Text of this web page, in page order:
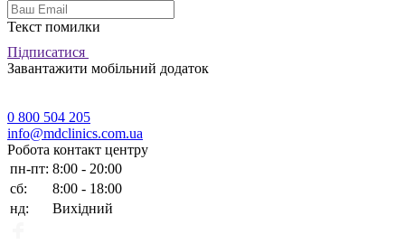
Текст помилки
Підписатися
Завантажити мобільний додаток
0 800 504 205
info@mdclinics.com.ua
Робота контакт центру
пн-пт: 8:00 - 20:00
сб:
8:00 - 18:00
нд:
Вихідний